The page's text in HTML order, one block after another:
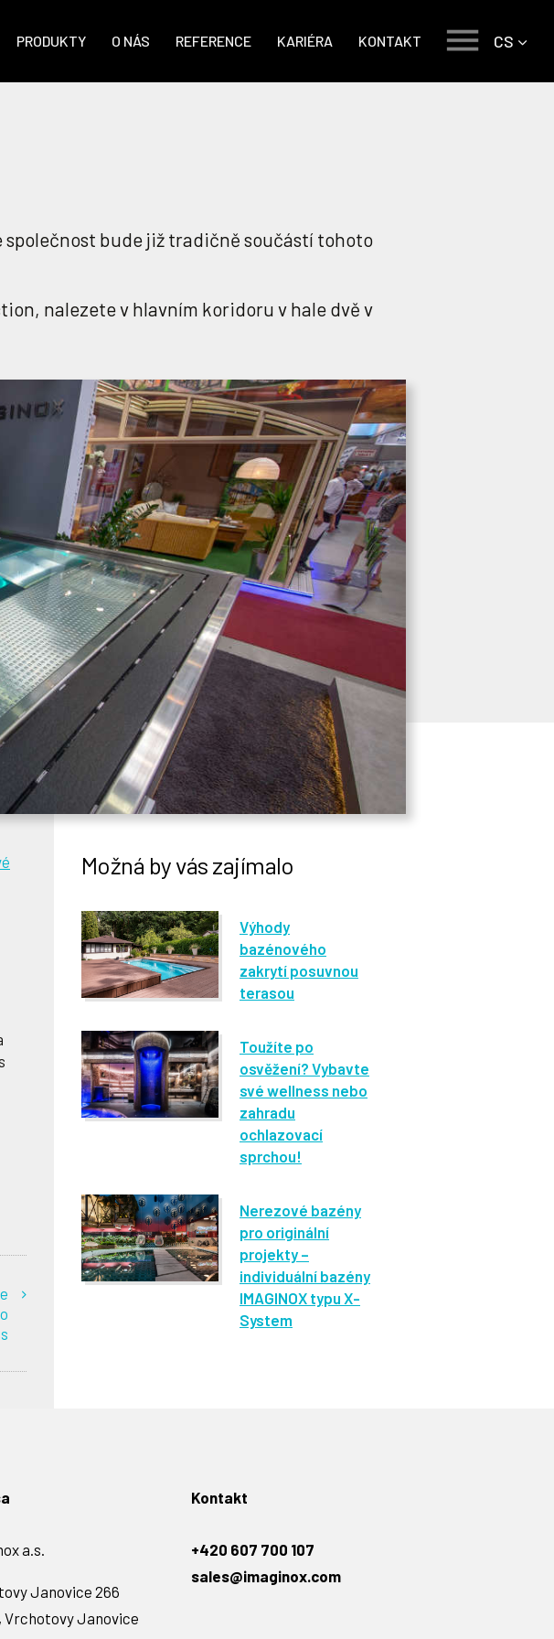
PRODUKTY O NÁS REFERENCE KARIÉRA KONTAKT CS
společnost bude již tradičně součástí tohoto
nalezete v hlavním koridoru v hale dvě v
Možná by vás zajímalo
Výhody
bazénového
zakrytí posuvnou
terasou
Toužíte po
osvěžení? Vybavte
své wellness nebo
zahradu
ochlazovací
sprchou!
Nerezové bazény
pro originální
projekty –
individuální bazény
IMAGINOX typu X-
System
a.s.
Janovice 266
Vrchotovy Janovice
Kontakt
+420 607 700 107
sales@imaginox.com